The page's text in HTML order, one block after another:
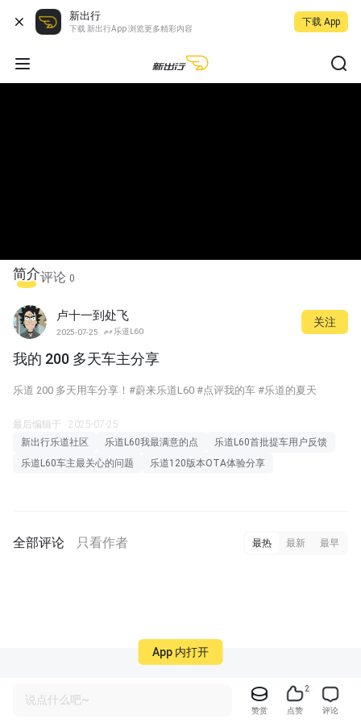
新出行
下载 新出行App 浏览更多精彩内容
下载 App
简介评论 0
卢十一到处飞
2025-07-25 乐道L60
关注
我的 200 多天车主分享
乐道 200 多天用车分享！#蔚来乐道L60 #点评我的车 #乐道的夏天
最后编辑于 · 2025-07-25
新出行乐道社区
乐道L60我最满意的点
乐道L60首批提车用户反馈
乐道L60车主最关心的问题
乐道120版本OTA体验分享
全部评论 只看作者 最热 最新 最早
说点什么吧~
赞赏
2
点赞 评论
App 内打开